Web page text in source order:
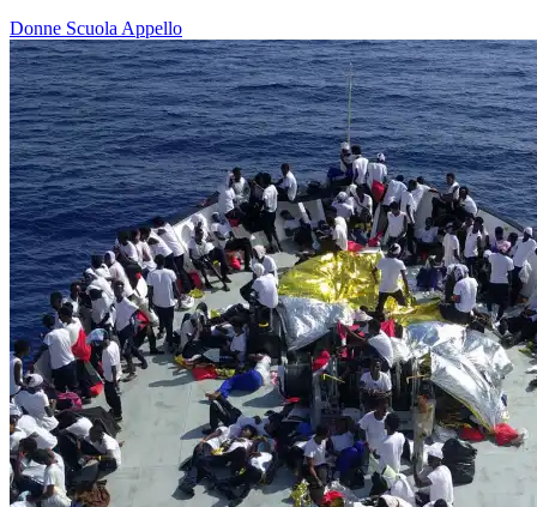
Donne ScuolaAppello